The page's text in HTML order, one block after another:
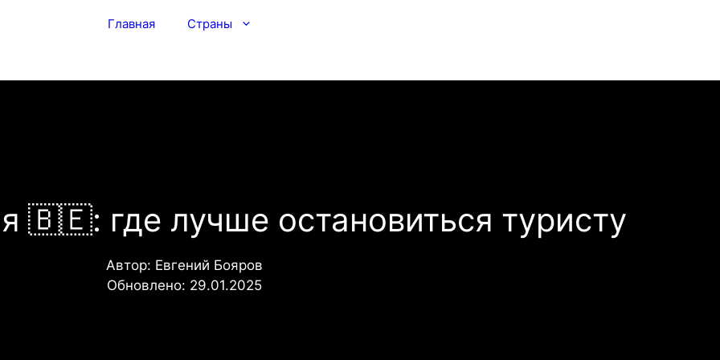
Главная Страны
🇧🇪: где лучше остановиться туристу
Автор: Евгений Бояров
Обновлено: 29.01.2025